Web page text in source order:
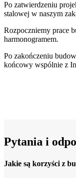
Po zatwierdzeniu
stalowej w naszym
Rozpoczniemy prace
harmonogramem.
Po zakończeniu
końcowy wspólnie z
Pytania i
Jakie są korzyści z